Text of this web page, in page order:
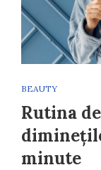
BEAUTY
Rutina
minute